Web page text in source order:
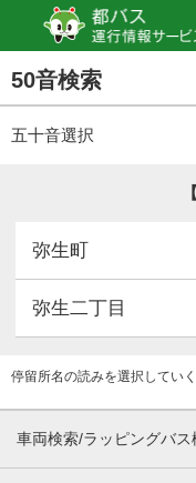
50音検索
五十音選択
弥生町
弥生二丁目
停留所名の読みを選択してい
車両検索/ラッピングバス